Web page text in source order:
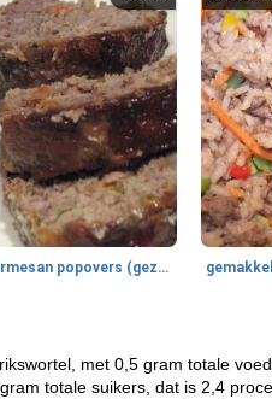
smakelijke parmesan popovers (gezonder!)
met 0,5 gram totale
totale suikers, dat is 2,4